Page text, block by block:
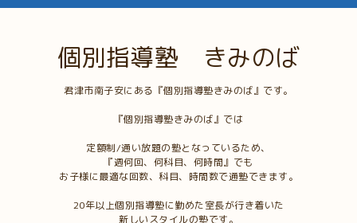
個別指導塾 きみのば
君津市南子安にある『個別指導塾きみのば』です。
『個別指導塾きみのば』では
定額制/通い放題の塾となっているため、
『週何回、何科目、何時間』でも
お子様に最適な回数、科目、時間数で通塾できます。
20年以上個別指導塾に勤めた室長が行き着いた
新しいスタイルの塾です。